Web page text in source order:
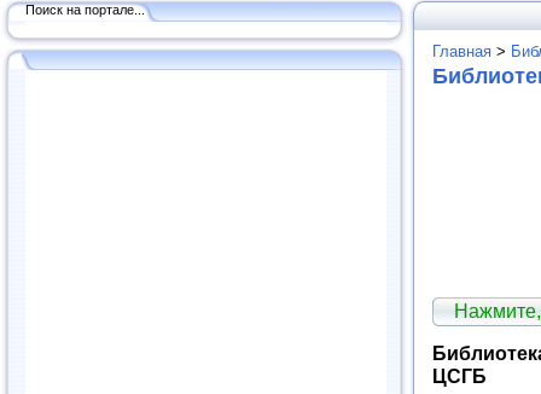
Поиск на портале...
Главная >
ЦСГБ